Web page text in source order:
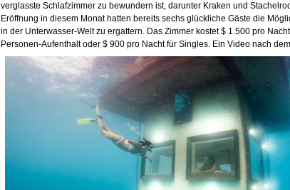
verglasste Schlafzimmer zu bewundern ist, darunter Kraken und
Eröffnung in diesem Monat hatten bereits sechs glückliche Gäste die
in der Unterwasser-Welt zu ergattern. Das Zimmer kostet $ 1.500 pro
Personen-Aufenthalt oder $ 900 pro Nacht für Singles. Ein Video nach